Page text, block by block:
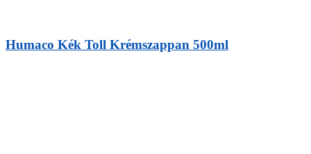
Humaco Kék Toll Krémszappan 500ml